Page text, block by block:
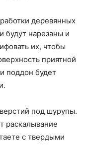
деревянных
будут нарезаны и
их, чтобы
приятной
поддон будет
под шурупы.
раскалывание
с твердыми